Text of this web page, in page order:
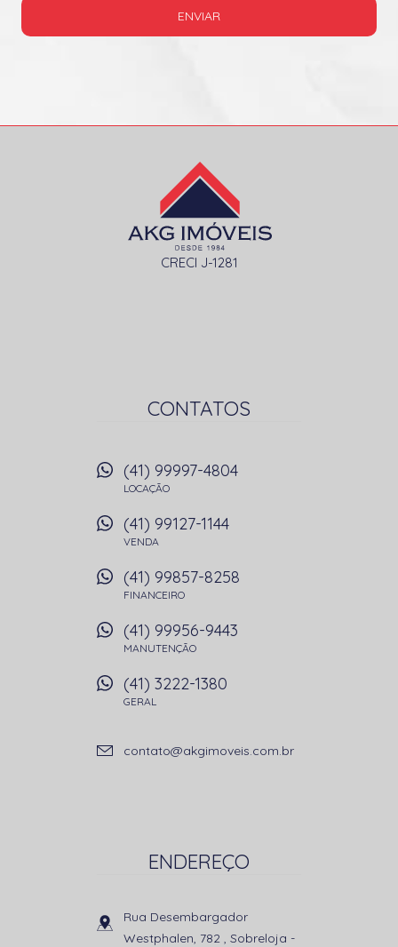
ENVIAR
CRECI J-1281
CONTATOS
(41) 99997-4804
LOCAÇÃO
(41) 99127-1144
VENDA
(41) 99857-8258
FINANCEIRO
(41) 99956-9443
MANUTENÇÃO
(41) 3222-1380
GERAL
contato@akgimoveis.com.br
ENDEREÇO
Rua Desembargador
Westphalen, 782 , Sobreloja -